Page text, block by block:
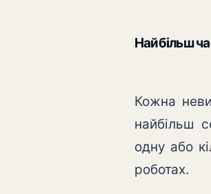
Найбільш
Кожна
найбільш
одну або
роботах.